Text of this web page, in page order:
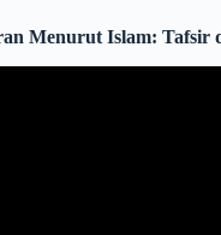
Menurut Islam: Tafsir